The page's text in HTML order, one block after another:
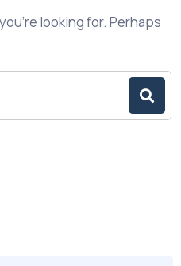
looking for. Perhaps